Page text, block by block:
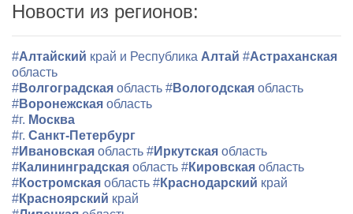
Новости из регионов:
#Алтайский край и Республика Алтай #Астраханская
область
#Волгоградская область #Вологодская область
#Воронежская область
#г. Москва
#г. Санкт-Петербург
#Ивановская область #Иркутская область
#Калининградская область #Кировская область
#Костромская область #Краснодарский край
#Красноярский край